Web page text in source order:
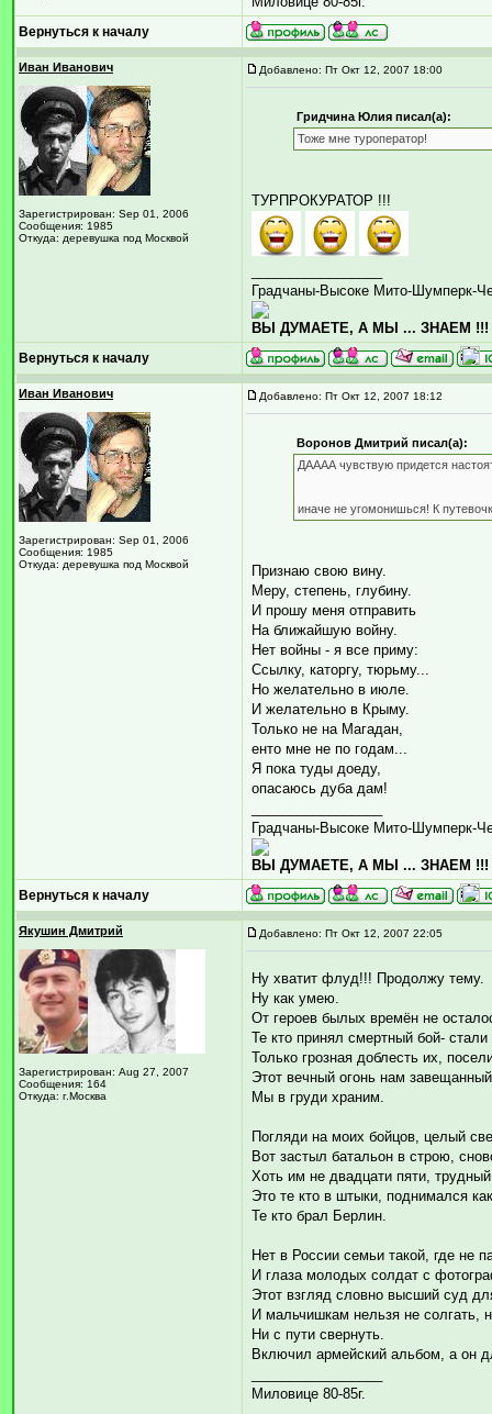
Вернуться к началу
Иван Иванович
Зарегистрирован: Sep 01, 2006
Сообщения: 1985
Откуда: деревушка под Москвой
Добавлено: Пт Окт 12, 2007 18:00
Гридчина Юлия писал(а):
Тоже мне туроператор!
ТУРПРОКУРАТОР !!!
Градчаны-Высоке Мито-Шумперк-
ВЫ ДУМАЕТЕ, А МЫ ... ЗНАЕМ !!!
Вернуться к началу
Иван Иванович
Зарегистрирован: Sep 01, 2006
Сообщения: 1985
Откуда: деревушка под Москвой
Добавлено: Пт Окт 12, 2007 18:12
Воронов Дмитрий писал(а):
ДАААА чувствую придется
иначе не угомонишься! К
Признаю свою вину.
Меру, степень, глубину.
И прошу меня отправить
На ближайшую войну.
Нет войны - я все приму:
Ссылку, каторгу, тюрьму...
Но желательно в июле.
И желательно в Крыму.
Только не на Магадан,
енто мне не по годам...
Я пока туды доеду,
опасаюсь дуба дам!
Градчаны-Высоке Мито-Шумперк-
ВЫ ДУМАЕТЕ, А МЫ ... ЗНАЕМ !!!
Вернуться к началу
Якушин Дмитрий
Зарегистрирован: Aug 27, 2007
Сообщения: 164
Откуда: г.Москва
Добавлено: Пт Окт 12, 2007 22:05
Ну хватит флуд!!! Продолжу тему.
Ну как умею.
От героев былых времён не
Те кто принял смертный бой-
Только грозная доблесть их,
Этот вечный огонь нам
Мы в груди храним.
Погляди на моих бойцов, целый
Вот застыл батальон в строю,
Хоть им не двадцати пяти,
Это те кто в штыки, поднимался
Те кто брал Берлин.
Нет в России семьи такой, где не
И глаза молодых солдат с
Этот взгляд словно высший суд
И мальчишкам нельзя не солгать,
Ни с пути свернуть.
Включил армейский альбом, а он
Миловице 80-85г.